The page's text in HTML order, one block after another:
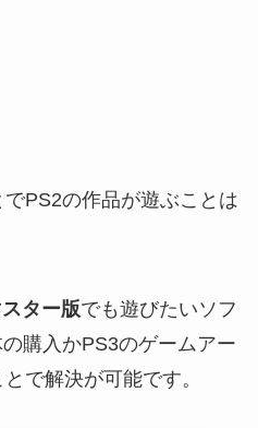
PS2の作品が遊ぶことは
スター版でも遊びたいソフ
購入かPS3のゲームアー
で解決が可能です。